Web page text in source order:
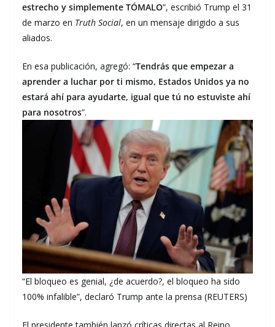
estrecho y simplemente TÓMALO”, escribió Trump el 31
de marzo en Truth Social, en un mensaje dirigido a sus
aliados.
En esa publicación, agregó: “Tendrás que empezar a
aprender a luchar por ti mismo, Estados Unidos ya no
estará ahí para ayudarte, igual que tú no estuviste ahí
para nosotros”.
“El bloqueo es genial, ¿de acuerdo?, el bloqueo ha sido
100% infalible”, declaró Trump ante la prensa (REUTERS)